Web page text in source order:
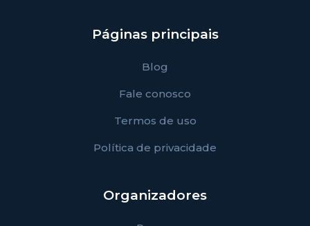
Páginas principais
Blog
Fale conosco
Termos de uso
Política de privacidade
Organizadores